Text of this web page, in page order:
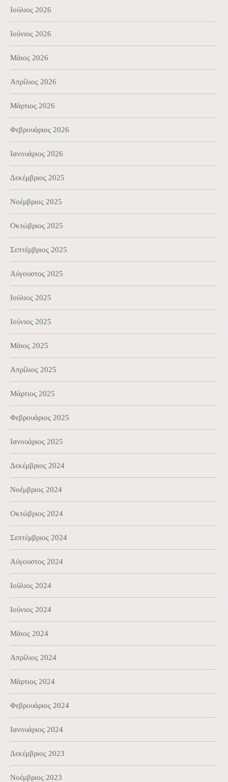
Ιούλιος 2026
Ιούνιος 2026
Μάιος 2026
Απρίλιος 2026
Μάρτιος 2026
Φεβρουάριος 2026
Ιανουάριος 2026
Δεκέμβριος 2025
Νοέμβριος 2025
Οκτώβριος 2025
Σεπτέμβριος 2025
Αύγουστος 2025
Ιούλιος 2025
Ιούνιος 2025
Μάιος 2025
Απρίλιος 2025
Μάρτιος 2025
Φεβρουάριος 2025
Ιανουάριος 2025
Δεκέμβριος 2024
Νοέμβριος 2024
Οκτώβριος 2024
Σεπτέμβριος 2024
Αύγουστος 2024
Ιούλιος 2024
Ιούνιος 2024
Μάιος 2024
Απρίλιος 2024
Μάρτιος 2024
Φεβρουάριος 2024
Ιανουάριος 2024
Δεκέμβριος 2023
Νοέμβριος 2023